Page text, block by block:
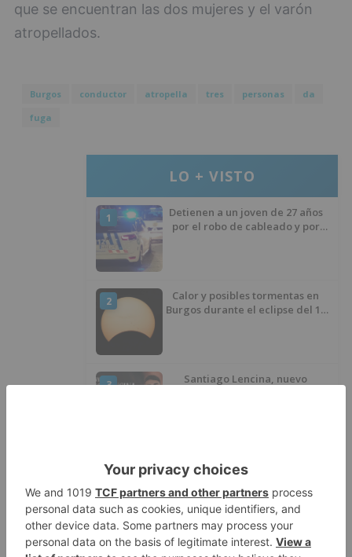
que se encuentran las dos mujeres y el varón
atropellados.
Burgos conductor atropella tres personas
da
fuga
LO + VISTO
1
Detienen a un joven de 27 años
por el robo de cableado y por
2
Calor y posibles tormentas en
Burgos durante el eclipse del 12
3
Santiago Lencina, nuevo
4
El Burgos CF anuncia que Álex
Lizancos ha sido operado con
éxito del menisco de su rodilla
izquierda
Detenidas tres personas en